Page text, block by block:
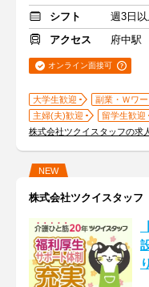
シフト
週3日
アクセス
府中駅
オンライン面接可
大学生歓迎 副業・Ｗワ
主婦(夫)歓迎
留学生歓迎
株式会社ツクイスタッフの求
NEW
株式会社ツクイスタッ